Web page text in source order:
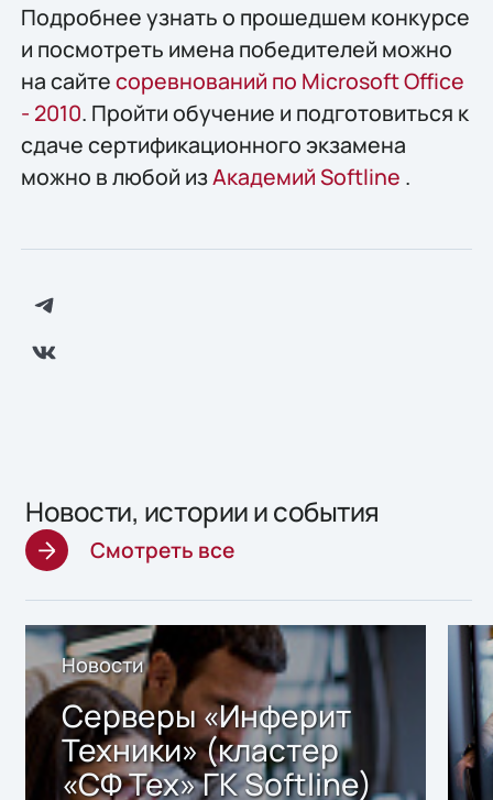
Подробнее узнать о прошедшем конкурсе
и посмотреть имена победителей можно
на сайтесоревнований по Microsoft Office
- 2010. Пройти обучение и подготовиться к
сдаче сертификационного экзамена
можно в любой изАкадемий Softline .
Новости, истории и события
Смотреть все
Новости
Серверы «Инферит
Техники» (кластер
«СФ Тех» ГК Softline)